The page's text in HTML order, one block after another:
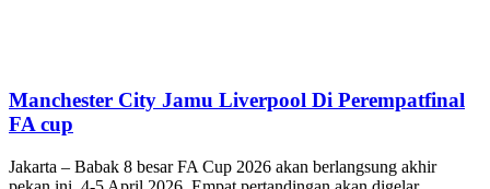
Manchester City Jamu Liverpool Di Perempatfinal
FA cup
Jakarta – Babak 8 besar FA Cup 2026 akan berlangsung akhir